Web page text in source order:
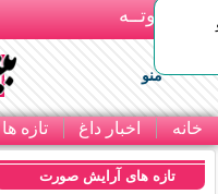
بـیتوتــه
منو
خانه اخبار داغ تازه ها
تازه های آرایش صورت